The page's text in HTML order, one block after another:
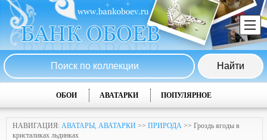
ОБОИ АВАТАРКИ ПОПУЛЯРНОЕ
НАВИГАЦИЯ: АВАТАРЫ, АВАТАРКИ >> ПРИРОДА >> Гроздь ягоды в
кристаликах льдинках